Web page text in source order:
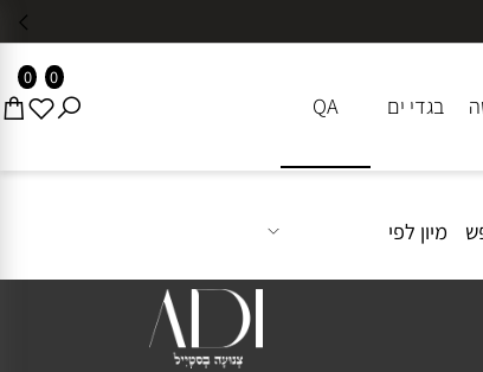
0 0
בגדי ים QA
מיון לפי